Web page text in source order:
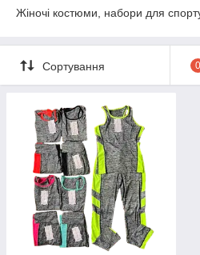
Жіночі костюми, набори для
Сортування 0